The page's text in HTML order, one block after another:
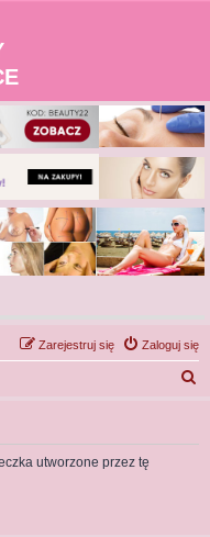
Zaloguj się
Zarejestruj się
utworzone przez tę